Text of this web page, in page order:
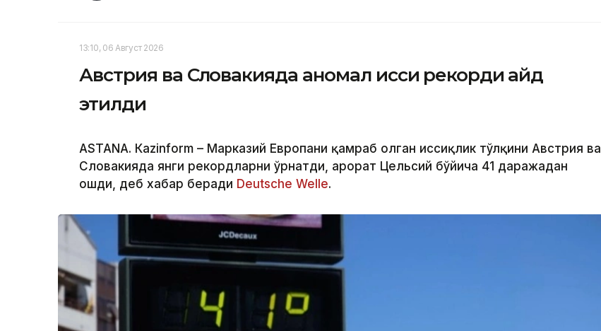
13:10, 06 Август 2026
Австрия ва Словакияда аномал иссиқ рекорди қайд
этилди
ASTANА. Кazinform – Марказий Европани қамраб олган иссиқлик тўлқини Австрия ва
Словакияда янги рекордларни ўрнатди, ҳарорат Цельсий бўйича 41 даражадан
ошди, деб хабар беради Deutsche Welle.